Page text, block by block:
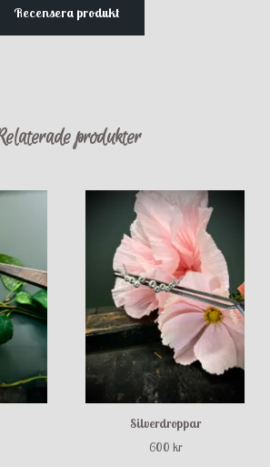
Recensera produkt
produkter
Silverdroppar
600 kr